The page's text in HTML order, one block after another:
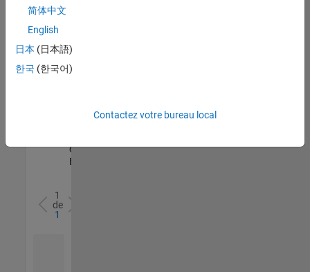
votre
région.
Senior Software Quality Engineer
Senior
Engineer
qualité |
Expérimenté(e)
1
de
1
简体中文
English
日本 (日本語)
한국 (한국어)
Contactez votre bureau local